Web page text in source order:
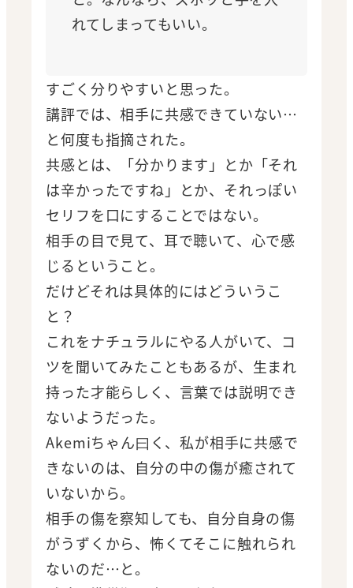
れてしまってもいい。
すごく分りやすいと思った。
講評では、相手に共感できていない…
と何度も指摘された。
共感とは、「分かります」とか「それ
は辛かったですね」とか、それっぽい
セリフを口にすることではない。
相手の目で見て、耳で聴いて、心で感
じるということ。
だけどそれは具体的にはどういうこ
と？
これをナチュラルにやる人がいて、コ
ツを聞いてみたこともあるが、生まれ
持った才能らしく、言葉では説明でき
ないようだった。
Akemiちゃん曰く、私が相手に共感で
きないのは、自分の中の傷が癒されて
いないから。
相手の傷を察知しても、自分自身の傷
がうずくから、怖くてそこに触れられ
ないのだ…と。